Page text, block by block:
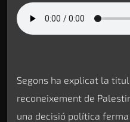
Segons ha explicat la
reconeixement de
una decisió política